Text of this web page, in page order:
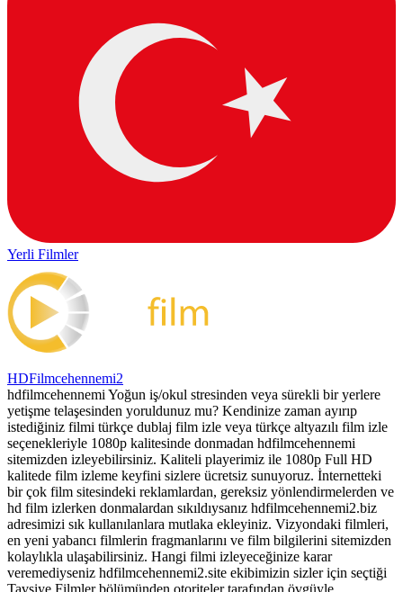
Yerli Filmler
HDFilmcehennemi2
hdfilmcehennemi Yoğun iş/okul stresinden veya sürekli bir yerlere
yetişme telaşesinden yoruldunuz mu? Kendinize zaman ayırıp
istediğiniz filmi türkçe dublaj film izle veya türkçe altyazılı film izle
seçenekleriyle 1080p kalitesinde donmadan hdfilmcehennemi
sitemizden izleyebilirsiniz. Kaliteli playerimiz ile 1080p Full HD
kalitede film izleme keyfini sizlere ücretsiz sunuyoruz. İnternetteki
bir çok film sitesindeki reklamlardan, gereksiz yönlendirmelerden ve
hd film izlerken donmalardan sıkıldıysanız hdfilmcehennemi2.biz
adresimizi sık kullanılanlara mutlaka ekleyiniz. Vizyondaki filmleri,
en yeni yabancı filmlerin fragmanlarını ve film bilgilerini sitemizden
kolaylıkla ulaşabilirsiniz. Hangi filmi izleyeceğinize karar
veremediyseniz hdfilmcehennemi2.site ekibimizin sizler için seçtiği
Tavsiye Filmler bölümünden otoriteler tarafından övgüyle